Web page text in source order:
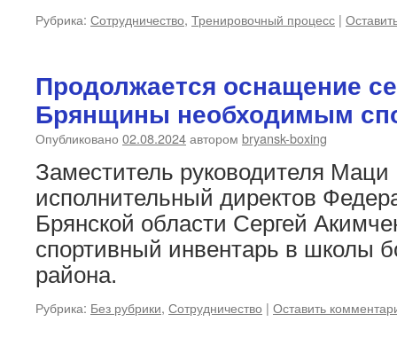
Рубрика: Сотрудничество, Тренировочный процесс |
Продолжается оснащение
Брянщины необходимым
Опубликовано 02.08.2024автором bryansk-boxing
Заместитель руководителя Маци
исполнительный директов
Брянской области Сергей
спортивный инвентарь в школы
района.
Рубрика: Без рубрики, Сотрудничество | Оставить